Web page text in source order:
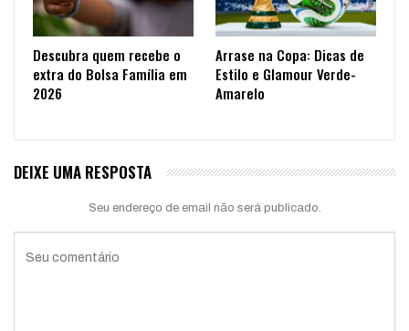
Descubra quem recebe o
extra do Bolsa Família em
2026
Arrase na Copa: Dicas de
Estilo e Glamour Verde-
Amarelo
DEIXE UMA RESPOSTA
Seu endereço de email não será publicado.